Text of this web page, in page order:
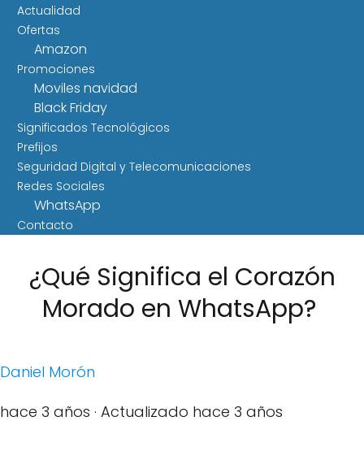
Actualidad
Ofertas
Amazon
Promociones
Moviles navidad
Black Friday
Significados Tecnológicos
Prefijos
Seguridad Digital y Telecomunicaciones
Redes Sociales
WhatsApp
Contacto
¿Qué Significa el Corazón
Morado en WhatsApp?
Daniel Morón
hace 3 años · Actualizado hace 3 años